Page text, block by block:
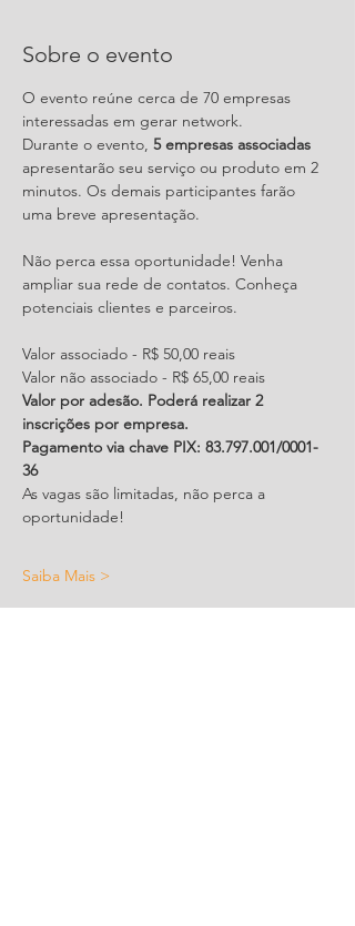
Sobre o evento
O evento reúne cerca de 70 empresas
interessadas em gerar network.
Durante o evento, 5 empresas associadas
apresentarão seu serviço ou produto em 2
minutos. Os demais participantes farão
uma breve apresentação.
Não perca essa oportunidade! Venha
ampliar sua rede de contatos. Conheça
potenciais clientes e parceiros.
Valor associado - R$ 50,00 reais
Valor não associado - R$ 65,00 reais
Valor por adesão. Poderá realizar 2
inscrições por empresa.
Pagamento via chave PIX: 83.797.001/0001-
36
As vagas são limitadas, não perca a
oportunidade!
Saiba Mais >